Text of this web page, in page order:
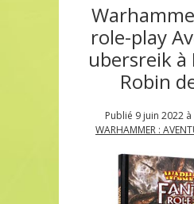
role-play
ubersreik à
Robin
Publié 9 juin 2022 à
WARHAMMER :